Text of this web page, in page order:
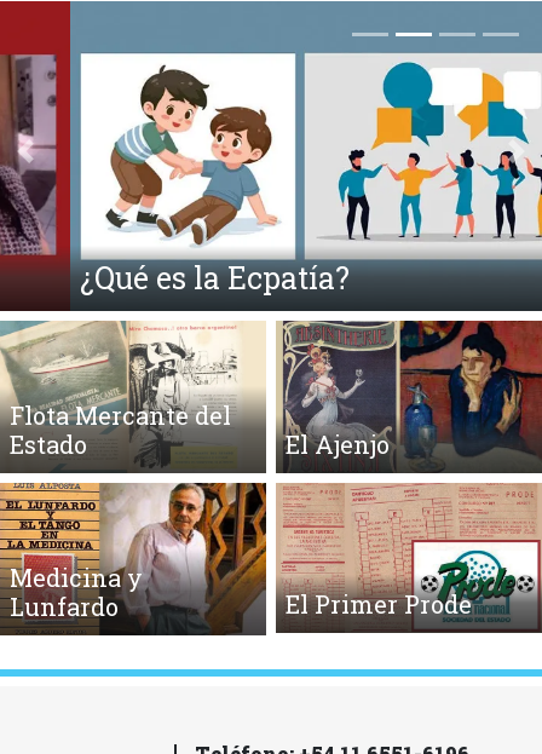
¿Qué es la Ecpatía?
Anterior
Flota Mercante del
Estado
El Ajenjo
Medicina y
Lunfardo
El Primer Prode